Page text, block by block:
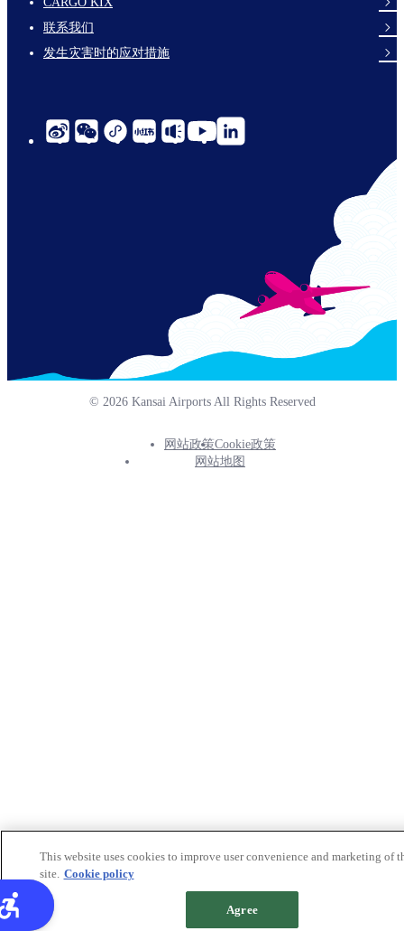
links-
en-
联系我们
发生灾害时的应对措施
social-
© 2026 Kansai Airports All Rights Reserved
Footer
网站政策Cookie政策
网站地图
This website uses cookies to improve user convenience and marketing of
site. Cookie policy
Agree